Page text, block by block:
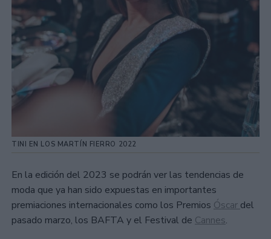
TINI EN LOS MARTÍN FIERRO 2022
En la edición del 2023 se podrán ver las tendencias de
moda que ya han sido expuestas en importantes
premiaciones internacionales como los Premios Óscar del
pasado marzo, los BAFTA y el Festival de Cannes.